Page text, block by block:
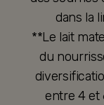
dans la
**Le lait
du
entre 4 et